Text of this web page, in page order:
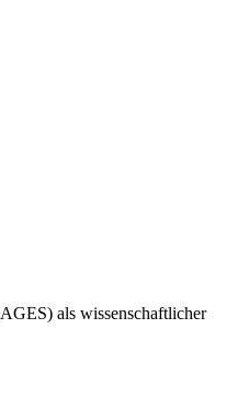
als wissenschaftlicher